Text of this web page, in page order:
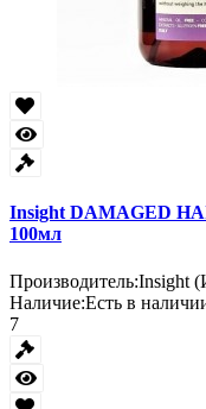
Insight DAMAGED
100мл
Производитель:Insight
Наличие:Есть в
7